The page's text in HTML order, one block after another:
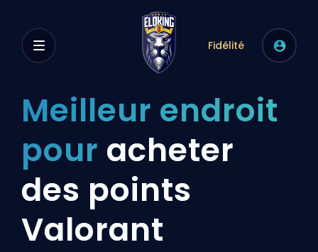
Fidélité
Meilleur endroit
pour acheter
des points
Valorant